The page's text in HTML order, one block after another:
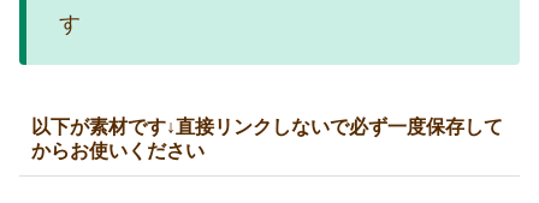
す
以下が素材です↓直接リンクしないで必ず一度保存して
からお使いください